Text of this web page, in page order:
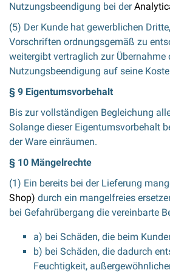
Nutzungsbeendigung bei der
(5) Der Kunde hat gewerblichen
Vorschriften ordnungsgemäß zu
weitergibt vertraglich zur
Nutzungsbeendigung auf seine
§ 9 Eigentumsvorbehalt
Bis zur vollständigen Begleichung
Solange dieser Eigentumsvorbehalt
der Ware einräumen.
§ 10 Mängelrechte
(1) Ein bereits bei der Lieferung
Shop) durch ein mangelfreies
bei Gefahrübergang die vereinbarte
a) bei Schäden, die beim
b) bei Schäden, die dadurch
Feuchtigkeit,